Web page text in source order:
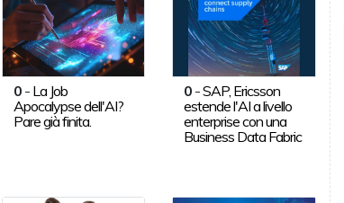
0- La Job
Apocalypse dell'AI?
Pare già finita.
0 -SAP, Ericsson
estende l'AI a livello
enterprise con una
Business Data Fabric